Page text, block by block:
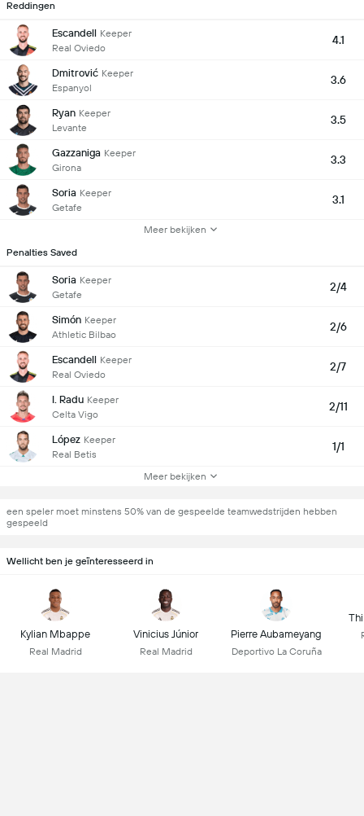
Reddingen
Escandell Keeper
Real Oviedo
4.1
Dmitrović Keeper
Espanyol
3.6
Ryan Keeper
Levante
3.5
Gazzaniga Keeper
Girona
3.3
Soria Keeper
Getafe
3.1
Meer bekijken
Penalties Saved
Soria Keeper
Getafe
2/4
Simón Keeper
Athletic Bilbao
2/6
Escandell Keeper
Real Oviedo
2/7
I. Radu Keeper
Celta Vigo
2/11
López Keeper
Real Betis
1/1
Meer bekijken
een speler moet minstens 50% van de gespeelde teamwedstrijden hebben
gespeeld
Wellicht ben je geïnteresseerd in
Kylian Mbappe
Real Madrid
Vinicius Júnior
Real Madrid
Pierre Aubameyang
Deportivo La Coruña